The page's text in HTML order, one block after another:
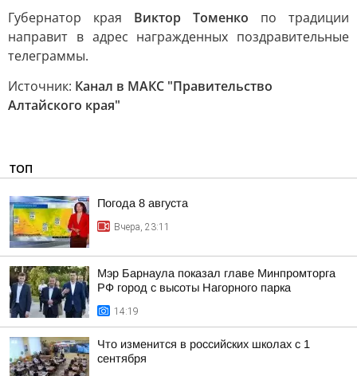
Губернатор края Виктор Томенко по традиции
направит в адрес награжденных поздравительные
телеграммы.
Источник: Канал в МАКС "Правительство
Алтайского края"
ТОП
Погода 8 августа
Вчера, 23:11
Мэр Барнаула показал главе Минпромторга
РФ город с высоты Нагорного парка
14:19
Что изменится в российских школах с 1
сентября